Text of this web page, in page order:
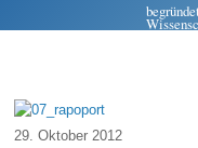
29. Oktober 2012